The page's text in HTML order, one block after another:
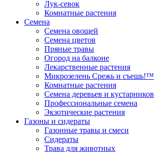
Лук-севок
Комнатные растения
Семена
Семена овощей
Семена цветов
Пряные травы
Огород на балконе
Лекарственные растения
Микрозелень Срежь и съешь!™
Комнатные растения
Семена деревьев и кустарников
Профессиональные семена
Экзотические растения
Газоны и сидераты
Газонные травы и смеси
Сидераты
Трава для животных